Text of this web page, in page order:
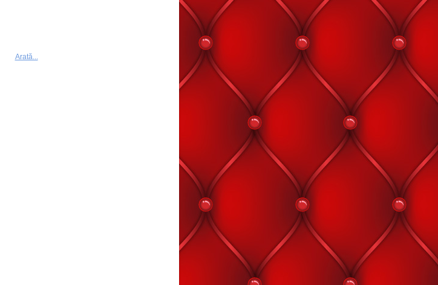
Arată...